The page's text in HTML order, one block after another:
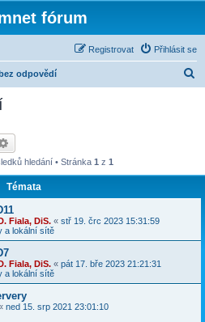
fórum
Přihlásit se
Registrovat
odpovědí
hledání • Stránka 1 z 1
Témata
Fiala, DiS. « stř 19. črc 2023 15:31:59
a lokální sítě
Fiala, DiS. « pát 17. bře 2023 21:21:31
a lokální sítě
ned 15. srp 2021 23:01:10